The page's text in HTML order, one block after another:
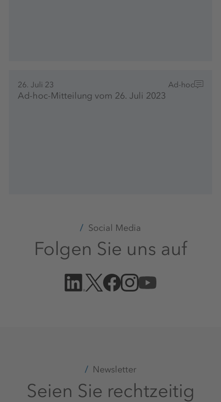
26. Juli 23 Ad-hoc
Ad-hoc-Mitteilung vom 26. Juli 2023
Social Media
Folgen Sie uns auf
Newsletter
Seien Sie rechtzeitig